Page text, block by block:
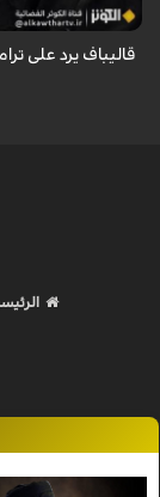
قاليباف يرد على
V